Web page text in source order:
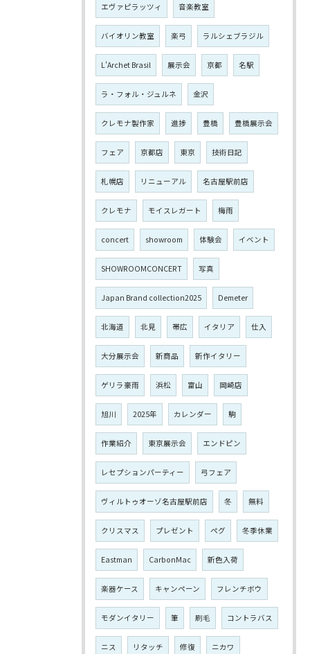
エヴァピラッツィ 音楽教室
バイオリン教室 楽弓 ラルシェブラジル
L'Archet Brasil 展示会 京都 名駅
ラ・フォル・ジュルネ 金沢
クレモナ製作家 進捗 豊橋 豊橋展示会
フェア 京都店 東京 技術日記
札幌店 リニューアル 名古屋駅前店
クレモナ モイスレガート 梅雨
concert showroom 体験会 イベント
SHOWROOMCONCERT 写真
Japan Brand collection2025 Demeter
北海道 北見 帯広 イタリア 仕入
大分展示会 新商品 新作イタリー
ゲリラ豪雨 浜松 富山 岡崎店
旭川 2025年 カレンダー 駒
作業紹介 東京展示会 エンドピン
レセプションパーティー 弓フェア
ヴィルトゥオーゾ名古屋駅前店 冬 無料
クリスマス プレゼント ペグ 冬季休業
Eastman CarbonMac 新色入荷
楽器ケース キャンペーン フレンチボウ
モダンイタリー 筆 刷毛 コントラバス
ニス リタッチ 修復 ニカワ